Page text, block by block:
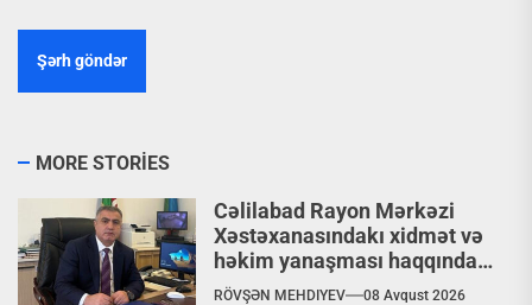
MORE STORIES
Cəlilabad Rayon Mərkəzi
Xəstəxanasındakı xidmət və
həkim yanaşması haqqında
şikayət
RÖVŞƏN MEHDIYEV 08 Avqust 2026